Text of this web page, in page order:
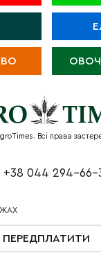
Всі права
+38 044 294-66-
ПЕРЕДПЛАТИТИ